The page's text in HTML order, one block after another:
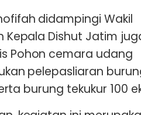
didampingi Wakil
Kepala Dishut Jatim
Pohon cemara udang
pelepasliaran
burung tekukur 100